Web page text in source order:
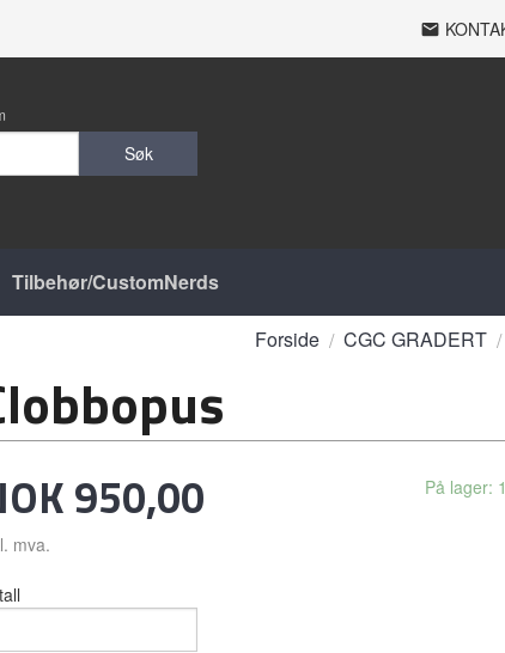
Søk
Tilbehør/CustomNerds
Forside CGC GRADERT
950,00
mva.
På lager: